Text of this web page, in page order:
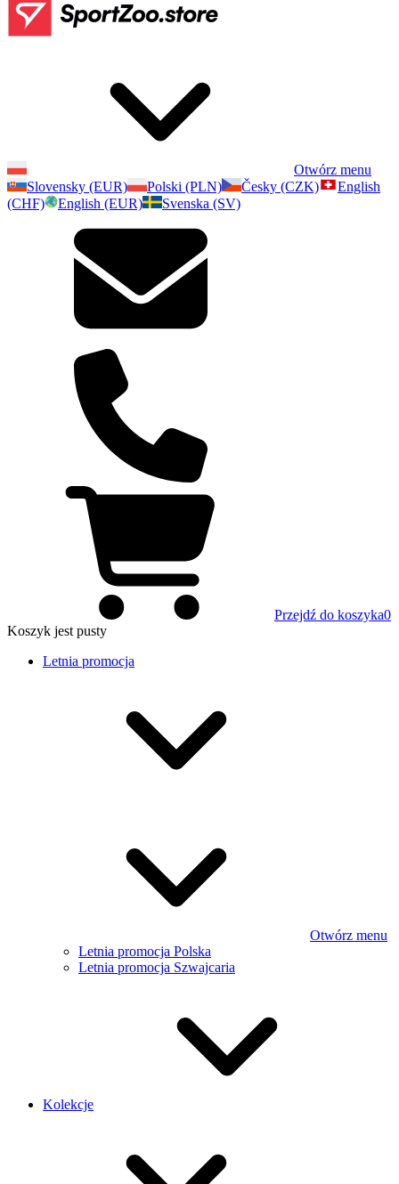
Otwórz menu
Slovensky (EUR)
Polski (PLN) Česky (CZK)
English
(CHF)
English (EUR) Svenska (SV)
Przejdź do koszyka0
Koszyk jest pusty
Letnia promocja
Otwórz menu
Letnia promocja Polska
Letnia promocja Szwajcaria
Kolekcje